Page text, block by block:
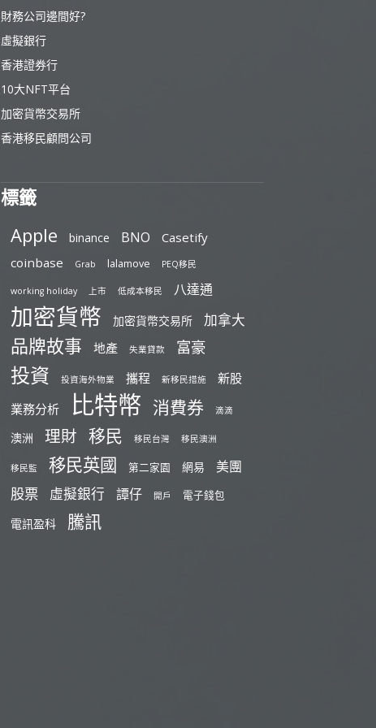
財務公司邊間好?
虛擬銀行
香港證券行
10大NFT平台
加密貨幣交易所
香港移民顧問公司
標籤
Apple binance BNO
Casetify
coinbase
Grab lalamove PEQ移民
working holiday 上市 低成本移民 八達通
加密貨幣 加密貨幣交易所 加拿大
品牌故事 地產 失業貸款 富豪
投資 投資海外物業 攜程 新移民措施
新股
業務分析
比特幣 消費券 滴滴
澳洲 理財 移民 移民台灣 移民澳洲
移民監 移民英國 第二家園 網易 美團
股票 虛擬銀行 譚仔 開戶 電子錢包
電訊盈科 騰訊